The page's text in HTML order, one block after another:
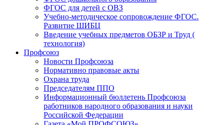
ФГОС для детей с ОВЗ
Учебно-методическое сопровождение ФГОС.
Развитие ШИБЦ
Введение учебных предметов ОБЗР и Труд (
технология)
Профсоюз
Новости Профсоюза
Нормативно правовые акты
Охрана труда
Председателям ППО
Информационный бюллетень Профсоюза
работников народного образования и науки
Российской Федерации